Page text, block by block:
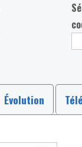
Évolution